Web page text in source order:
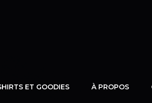
ET GOODIES À PROPOS